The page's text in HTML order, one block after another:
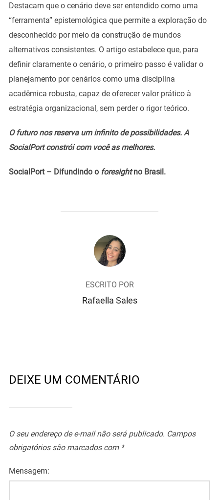
Destacam que o cenário deve ser entendido como uma
“ferramenta” epistemológica que permite a exploração do
desconhecido por meio da construção de mundos
alternativos consistentes. O artigo estabelece que, para
definir claramente o cenário, o primeiro passo é validar o
planejamento por cenários como uma disciplina
acadêmica robusta, capaz de oferecer valor prático à
estratégia organizacional, sem perder o rigor teórico.
O futuro nos reserva um infinito de possibilidades. A
SocialPort constrói com você as melhores.
SocialPort – Difundindo o foresightno Brasil.
AUTOR DO POST
ESCRITO POR
Rafaella Sales
DEIXE UM COMENTÁRIO
O seu endereço de e-mail não será publicado. Campos
obrigatórios são marcados com *
Mensagem: